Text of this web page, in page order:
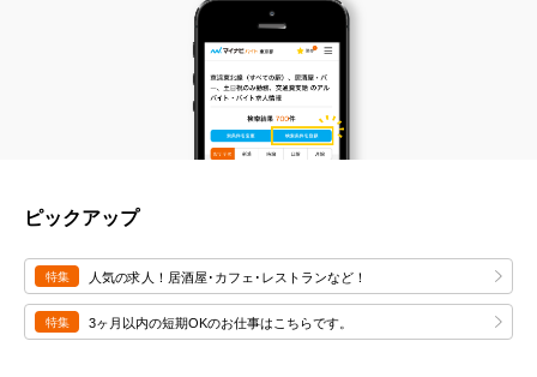
ピックアップ
人気の求人！居酒屋･カフェ･レストランなど！
特集
3ヶ月以内の短期OKのお仕事はこちらです。
特集